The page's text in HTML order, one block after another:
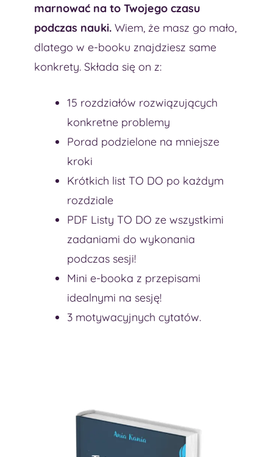
marnować na to Twojego czasu
podczas nauki.Wiem, że masz go mało,
dlatego w e-booku znajdziesz same
konkrety. Składa się on z:
15 rozdziałów rozwiązujących
konkretne problemy
Porad podzielone na mniejsze
kroki
Krótkich list TO DO po każdym
rozdziale
PDF Listy TO DO ze wszystkimi
zadaniami do wykonania
podczas sesji!
Mini e-booka z przepisami
idealnymi na sesję!
3 motywacyjnych cytatów.